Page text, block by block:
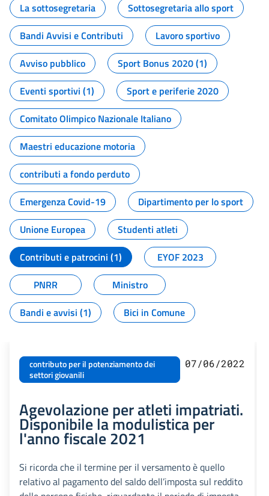
La sottosegretaria
Sottosegretaria allo sport
Bandi Avvisi e Contributi
Lavoro sportivo
Avviso pubblico
Sport Bonus 2020 (1)
Eventi sportivi (1)
Sport e periferie 2020
Comitato Olimpico Nazionale Italiano
Maestri educazione motoria
contributi a fondo perduto
Emergenza Covid-19
Dipartimento per lo sport
Unione Europea
Studenti atleti
Contributi e patrocini (1)
EYOF 2023
PNRR
Ministro
Bandi e avvisi (1)
Bici in Comune
contributo per il potenziamento dei
settori giovanili
07/06/2022
Agevolazione per atleti impatriati.
Disponibile la modulistica per
l'anno fiscale 2021
Si ricorda che il termine per il versamento è quello
relativo al pagamento del saldo dell’imposta sul reddito